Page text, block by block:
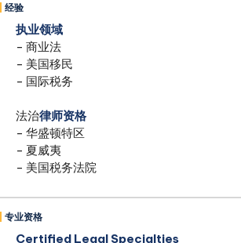
经验
执业领域
- 商业法
- 美国移民
- 国际税务
法治律师资格
- 华盛顿特区
- 夏威夷
- 美国税务法院
专业资格
Certified Legal Specialties